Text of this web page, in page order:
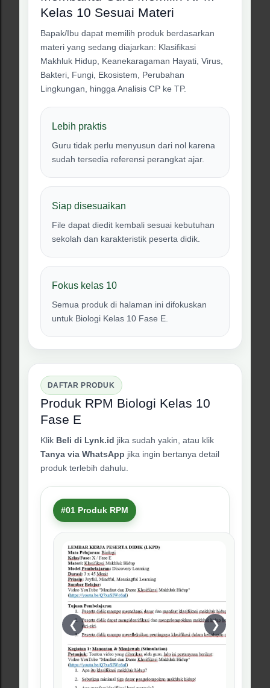
Kelas 10 Sesuai Materi
Bapak/Ibu dapat memilih produk berdasarkan
materi yang sedang diajarkan: Klasifikasi
Makhluk Hidup, Keanekaragaman Hayati, Virus,
Bakteri, Fungi, Ekosistem, Perubahan
Lingkungan, hingga Analisis CP ke TP.
Lebih praktis
Guru tidak perlu menyusun dari nol karena
sudah tersedia referensi perangkat ajar.
Siap disesuaikan
File dapat diedit kembali sesuai kebutuhan
sekolah dan karakteristik peserta didik.
Fokus kelas 10
Semua produk di halaman ini difokuskan
untuk Biologi Kelas 10 Fase E.
DAFTAR PRODUK
Produk RPM Biologi Kelas 10
Fase E
Klik Beli di Lynk.id jika sudah yakin, atau klik
Tanya via WhatsApp jika ingin bertanya detail
produk terlebih dahulu.
#01 Produk RPM
❮
Klasifikasi Makhluk Hidup
Modul Ajar Pembelajaran
Mendalam Klasifikasi Makhluk
Hidup Kelas 10 Fase E
Rp58.500Rp38.500